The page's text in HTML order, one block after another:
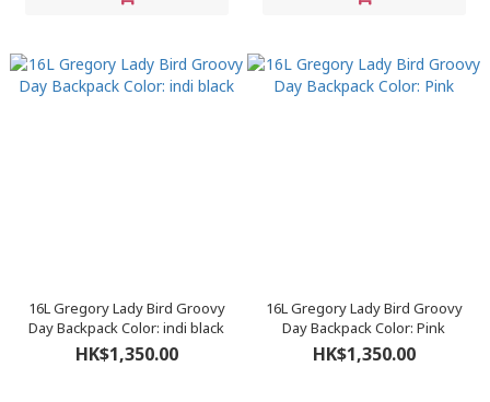
16L Gregory Lady Bird Groovy
Day Backpack Color: indi black
HK$1,350.00
16L Gregory Lady Bird Groovy
Day Backpack Color: Pink
HK$1,350.00